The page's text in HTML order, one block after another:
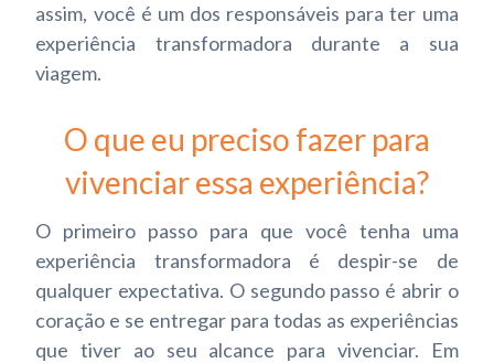
assim, você é um dos responsáveis para ter uma
experiência transformadora durante a sua
viagem.
O que eu preciso fazer para
vivenciar essa experiência?
O primeiro passo para que você tenha uma
experiência transformadora é despir-se de
qualquer expectativa. O segundo passo é abrir o
coração e se entregar para todas as experiências
que tiver ao seu alcance para vivenciar. Em